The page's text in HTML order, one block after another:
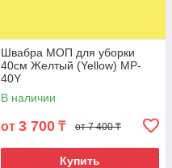
Швабра МОП для уборки
40см Желтый (Yellow) MP-
40Y
В наличии
от 3 700 ₸ от 7 400 ₸
Купить